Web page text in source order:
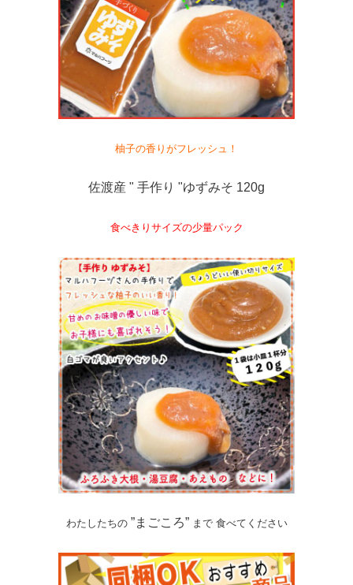
柚子の香りがフレッシュ！
佐渡産 " 手作り "ゆずみそ 120g
食べきりサイズの少量パック
わたしたちの ”まごころ”まで 食べてください